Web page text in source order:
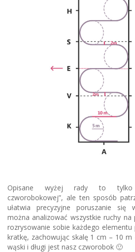
Opisane wyżej rady to tylko
czworobokowej”, ale ten sposób
ułatwia precyzyjne poruszanie się
można analizować wszystkie ruchy na
rozrysowanie sobie każdego
kratkę, zachowując skalę 1 cm – 10 m
wąski i długi jest nasz czworobok 🙂